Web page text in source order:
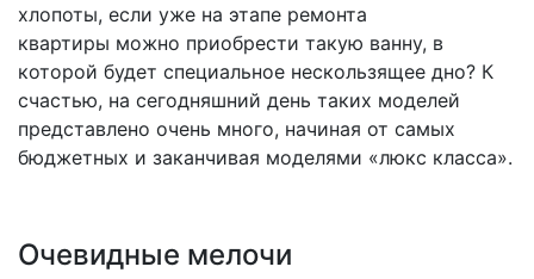
хлопоты, если уже на этапе ремонта
квартиры можно приобрести такую ванну, в
которой будет специальное нескользящее дно? К
счастью, на сегодняшний день таких моделей
представлено очень много, начиная от самых
бюджетных и заканчивая моделями «люкс класса».
Очевидные мелочи